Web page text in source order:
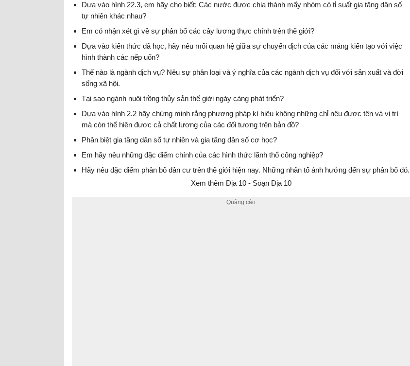
Dựa vào hình 22.3, em hãy cho biết: Các nước được chia thành mấy nhóm có tỉ suất gia tăng dân số
tự nhiên khác nhau?
Em có nhận xét gì về sự phân bố các cây lương thực chính trên thế giới?
Dựa vào kiến thức đã học, hãy nêu mối quan hệ giữa sự chuyển dịch của các mảng kiến tạo với việc
hình thành các nếp uốn?
Thế nào là ngành dịch vụ? Nêu sự phân loại và ý nghĩa của các ngành dịch vụ đối với sản xuất và đời
sống xã hội.
Tại sao ngành nuôi trồng thủy sản thế giới ngày càng phát triển?
Dựa vào hình 2.2 hãy chứng minh rằng phương pháp kí hiệu không những chỉ nêu được tên và vị trí
mà còn thể hiện được cả chất lượng của các đối tượng trên bản đồ?
Phân biệt gia tăng dân số tự nhiên và gia tăng dân số cơ học?
Em hãy nêu những đặc điểm chính của các hình thức lãnh thổ công nghiệp?
Hãy nêu đặc điểm phân bố dân cư trên thế giới hiện nay. Những nhân tố ảnh hưởng đến sự phân bố đó.
Xem thêm Địa 10 - Soạn Địa 10